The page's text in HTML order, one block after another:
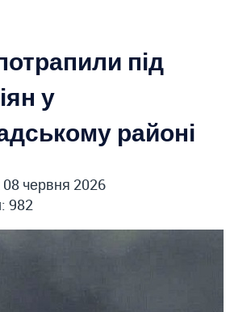
під
у
районі
червня 2026
982